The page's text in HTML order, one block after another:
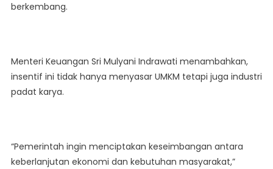
berkembang.
Menteri Keuangan Sri Mulyani Indrawati menambahkan,
insentif ini tidak hanya menyasar UMKM tetapi juga industri
padat karya.
“Pemerintah ingin menciptakan keseimbangan antara
keberlanjutan ekonomi dan kebutuhan masyarakat,”